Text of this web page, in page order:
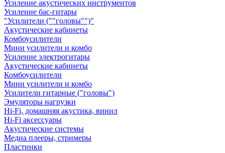
Усиление акустических инструментов
Усиление бас-гитары
"Усилители (""головы"")"
Акустические кабинеты
Комбоусилители
Мини усилители и комбо
Усиление электрогитары
Акустические кабинеты
Комбоусилители
Мини усилители и комбо
Усилители гитарные ("головы")
Эмуляторы нагрузки
Hi-Fi, домашняя акустика, винил
Hi-Fi аксессуары
Акустические системы
Медиа плееры, стримеры
Пластинки